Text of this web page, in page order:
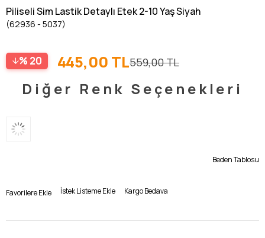
Piliseli Sim Lastik Detaylı Etek 2-10 Yaş Siyah
(62936 - 5037)
20 559,00 TL
445,00 TL
Diğer Renk Seçenekleri
Beden Tablosu
Favorilere Ekle İstek Listeme Ekle Kargo Bedava